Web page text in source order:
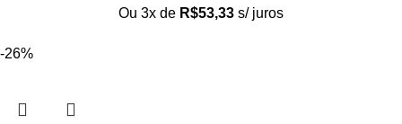
Ou 3x de R$53,33 s/ juros
-26%